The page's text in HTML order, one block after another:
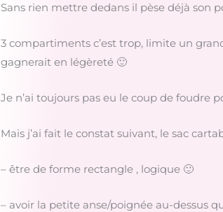
Sans rien mettre dedans il pèse déjà son
3 compartiments c’est trop, limite un
gagnerait en légèreté 🙂
Je n’ai toujours pas eu le coup de foudre
Mais j’ai fait le constat suivant, le sac
– être de forme rectangle , logique 🙂
– avoir la petite anse/poignée au-dessus